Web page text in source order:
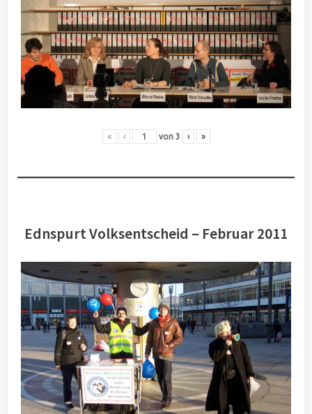
« ‹ von 3 › »
Ednspurt Volksentscheid – Februar 2011